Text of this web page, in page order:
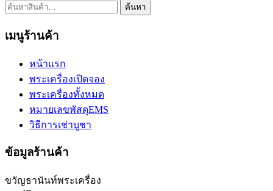
ค้นหา: ค้นหา
เมนูร้านค้า
หน้าแรก
พระเครื่องเปิดจอง
พระเครื่องทั้งหมด
หมายเลขพัสดุEMS
วิธีการเช่าบูชา
ข้อมูลร้านค้า
ขวัญธานันท์พระเครื่อง